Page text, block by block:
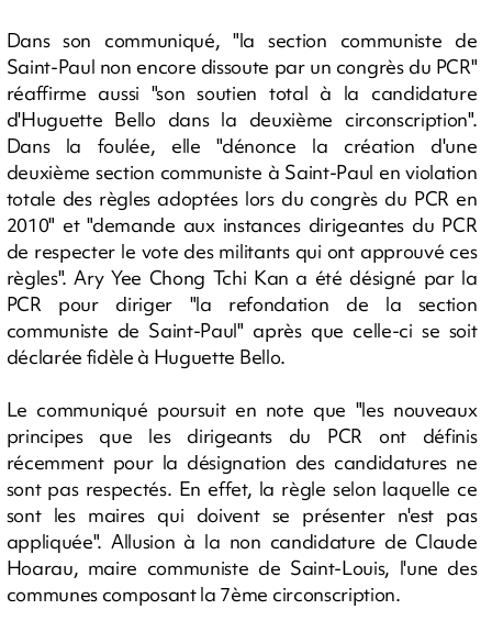
Dans son communiqué, "la section communiste de
Saint-Paul non encore dissoute par un congrès du PCR"
réaffirme aussi "son soutien total à la candidature
d'Huguette Bello dans la deuxième circonscription".
Dans la foulée, elle "dénonce la création d'une
deuxième section communiste à Saint-Paul en violation
totale des règles adoptées lors du congrès du PCR en
2010" et "demande aux instances dirigeantes du PCR
de respecter le vote des militants qui ont approuvé ces
règles". Ary Yee Chong Tchi Kan a été désigné par la
PCR pour diriger "la refondation de la section
communiste de Saint-Paul" après que celle-ci se soit
déclarée fidèle à Huguette Bello.
Le communiqué poursuit en note que "les nouveaux
principes que les dirigeants du PCR ont définis
récemment pour la désignation des candidatures ne
sont pas respectés. En effet, la règle selon laquelle ce
sont les maires qui doivent se présenter n'est pas
appliquée". Allusion à la non candidature de Claude
Hoarau, maire communiste de Saint-Louis, l'une des
communes composant la 7ème circonscription.